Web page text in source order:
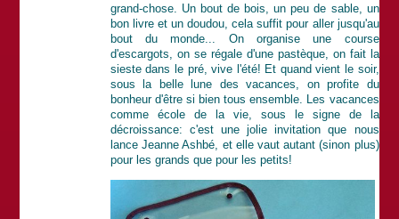
grand-chose. Un bout de bois, un peu de sable, un
bon livre et un doudou, cela suffit pour aller jusqu'au
bout du monde... On organise une course
d'escargots, on se régale d'une pastèque, on fait la
sieste dans le pré, vive l'été! Et quand vient le soir,
sous la belle lune des vacances, on profite du
bonheur d'être si bien tous ensemble. Les vacances
comme école de la vie, sous le signe de la
décroissance: c'est une jolie invitation que nous
lance Jeanne Ashbé, et elle vaut autant (sinon plus)
pour les grands que pour les petits!